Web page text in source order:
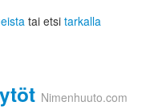
tai etsi tarkalla
Nimenhuuto.com